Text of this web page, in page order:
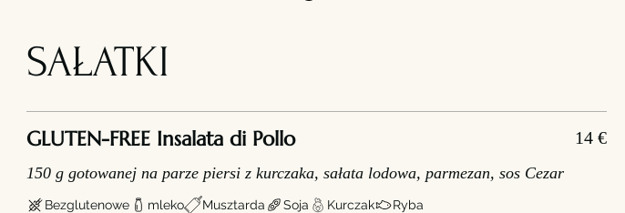
SAŁATKI
GLUTEN-FREE Insalata di Pollo
150 g gotowanej na parze piersi z kurczaka, sałata lodowa, parmezan, sos Cezar
14 €
Bezglutenowe mleko Musztarda Soja Kurczak Ryba